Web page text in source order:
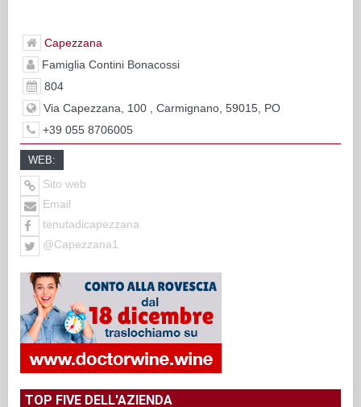
Capezzana
Famiglia Contini Bonacossi
804
Via Capezzana, 100 , Carmignano, 59015, PO
+39 055 8706005
WEB:
Sito web
Email
tenutadicapezzana
@Capezzana1
TOP FIVE DELL'AZIENDA